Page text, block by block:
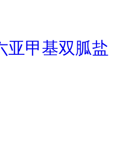
亚甲基双胍盐